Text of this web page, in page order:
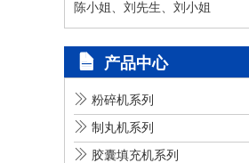
陈小姐、刘先生、刘小姐
 产品中心
 粉碎机系列
 制丸机系列
 胶囊填充机系列